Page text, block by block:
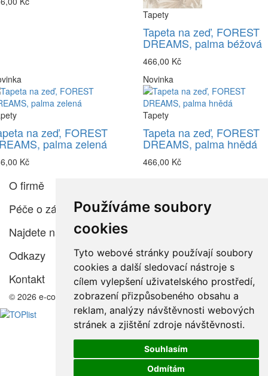
Používáme soubory
cookies
Tyto webové stránky používají soubory
cookies a další sledovací nástroje s
cílem vylepšení uživatelského prostředí,
zobrazení přizpůsobeného obsahu a
reklam, analýzy návštěvnosti webových
stránek a zjištění zdroje návštěvnosti.
Souhlasím
Odmítám
Tapety
Tapeta na zeď, FOREST
DREAMS, palma béžová
466,00 Kč
na zeď, FOREST
palma zelená
Kč
Novinka
Tapety
Tapeta na zeď, FOREST
DREAMS, palma hnědá
466,00 Kč
O firmě
Péče o zákazníka
Najdete nás
Odkazy
Kontakt
© 2026 e-color.cz